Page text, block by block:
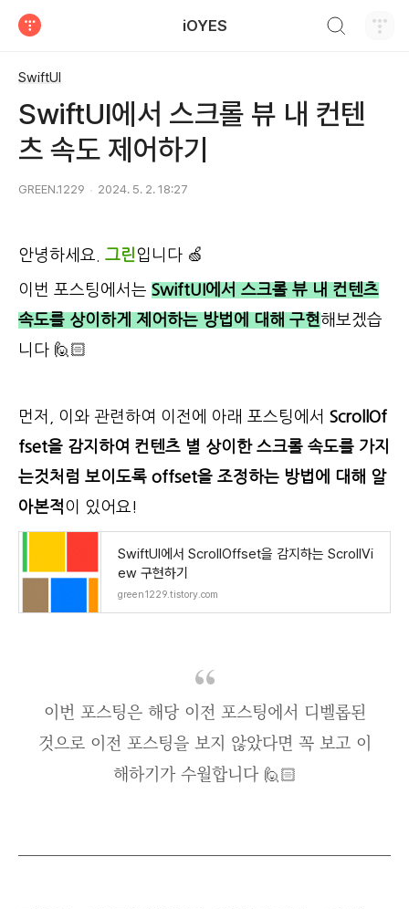
iOYES
SwiftUI
SwiftUI에서 스크롤 뷰 내 컨텐
츠 속도 제어하기
GREEN.1229 2024. 5. 2. 18:27
안녕하세요. 그린입니다 🍏
이번 포스팅에서는 SwiftUI에서 스크롤 뷰 내 컨텐츠
속도를 상이하게 제어하는 방법에 대해 구현해보겠습
니다 🙋🏻
먼저, 이와 관련하여 이전에 아래 포스팅에서 ScrollOf
fset을 감지하여 컨텐츠 별 상이한 스크롤 속도를 가지
는것처럼 보이도록 offset을 조정하는 방법에 대해 알
아본적이 있어요!
SwiftUI에서 ScrollOffset을 감지하는 ScrollVi
ew 구현하기
green1229.tistory.com
이번 포스팅은 해당 이전 포스팅에서 디벨롭된
것으로 이전 포스팅을 보지 않았다면 꼭 보고 이
해하기가 수월합니다 🙋🏻